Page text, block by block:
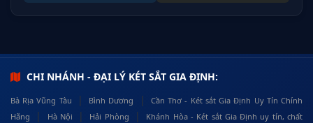
CHI NHÁNH - ĐẠI LÝ KÉT SẮT GIA ĐỊNH:
Bà Rịa Vũng Tàu | Bình Dương |
Cần Thơ - Két sắt Gia Định Uy Tín Chính
Hãng
| Hà Nội | Hải Phòng |
Khánh Hòa - Két sắt Gia Định uy tín, chất